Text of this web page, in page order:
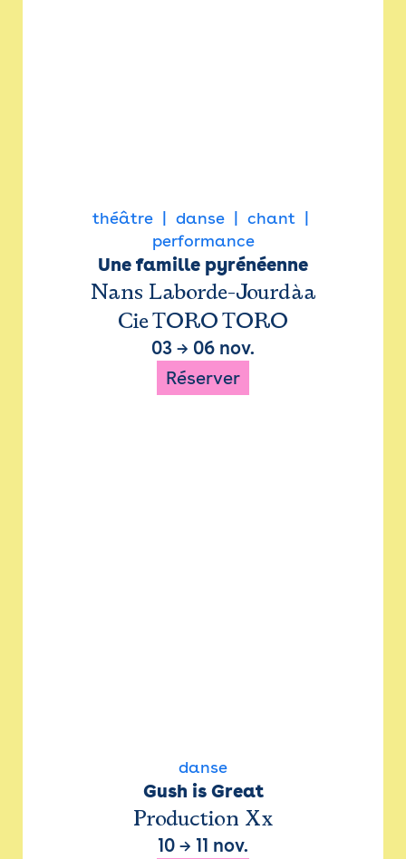
théâtre danse
chant
performance
Une famille pyrénéenne
Nans Laborde-Jourdàa
Cie TORO TORO
03 → 06 nov.
Réserver
danse
Gush is Great
Production Xx
10 → 11 nov.